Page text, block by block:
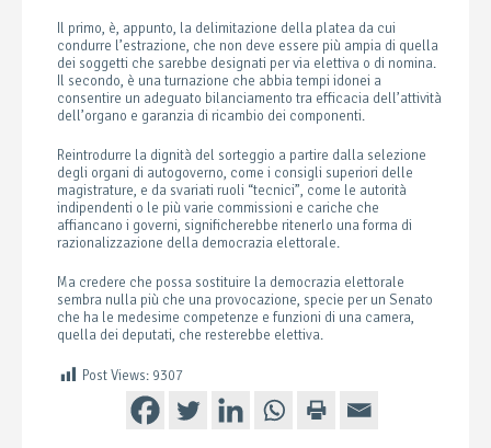
Il primo, è, appunto, la delimitazione della platea da cui
condurre l’estrazione, che non deve essere più ampia di quella
dei soggetti che sarebbe designati per via elettiva o di nomina.
Il secondo, è una turnazione che abbia tempi idonei a
consentire un adeguato bilanciamento tra efficacia dell’attività
dell’organo e garanzia di ricambio dei componenti.
Reintrodurre la dignità del sorteggio a partire dalla selezione
degli organi di autogoverno, come i consigli superiori delle
magistrature, e da svariati ruoli “tecnici”, come le autorità
indipendenti o le più varie commissioni e cariche che
affiancano i governi, significherebbe ritenerlo una forma di
razionalizzazione della democrazia elettorale.
Ma credere che possa sostituire la democrazia elettorale
sembra nulla più che una provocazione, specie per un Senato
che ha le medesime competenze e funzioni di una camera,
quella dei deputati, che resterebbe elettiva.
Post Views: 9307